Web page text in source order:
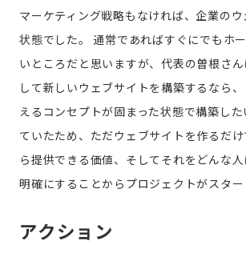
マーケティング戦略もなければ、企業の
状態でした。
通常であればすぐにでもホ
いところだと思いますが、代表の曽根さ
して新しいウェブサイトを構築するなら
えるコンセプトが固まった状態で構築し
ていたため、ただウェブサイトを作るだ
ら提供できる価値、そしてそれをどんな
明確にすることからプロジェクトがスター
アクション